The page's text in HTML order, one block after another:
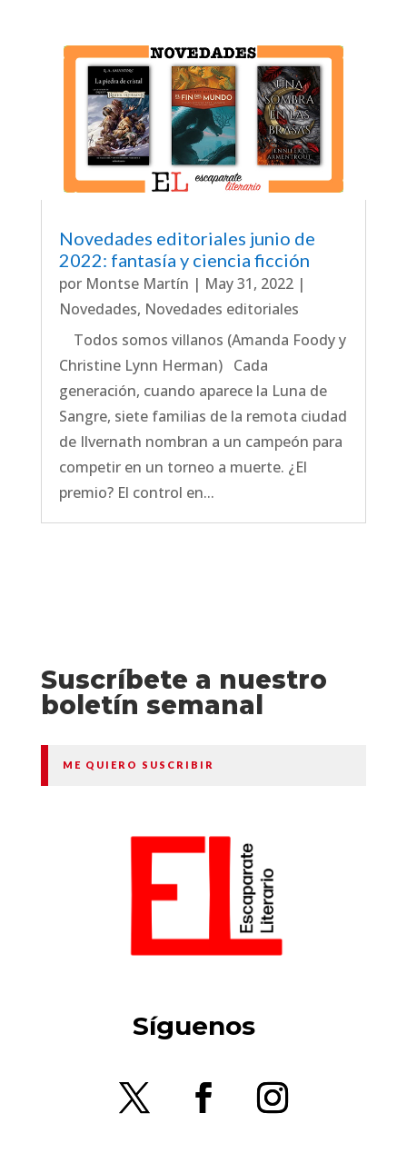
Novedades editoriales junio de
2022: fantasía y ciencia ficción
por Montse Martín | May 31, 2022|
Novedades, Novedades editoriales
Todos somos villanos (Amanda Foody y
Christine Lynn Herman) Cada
generación, cuando aparece la Luna de
Sangre, siete familias de la remota ciudad
de Ilvernath nombran a un campeón para
competir en un torneo a muerte. ¿El
premio? El control en...
Suscríbete a nuestro
boletín semanal
ME QUIERO SUSCRIBIR
Síguenos